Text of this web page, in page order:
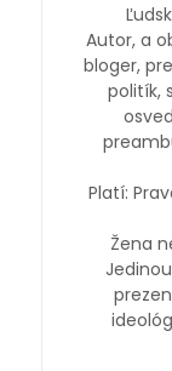
Autor, a
bloger,
politík,
Platí:
Žena